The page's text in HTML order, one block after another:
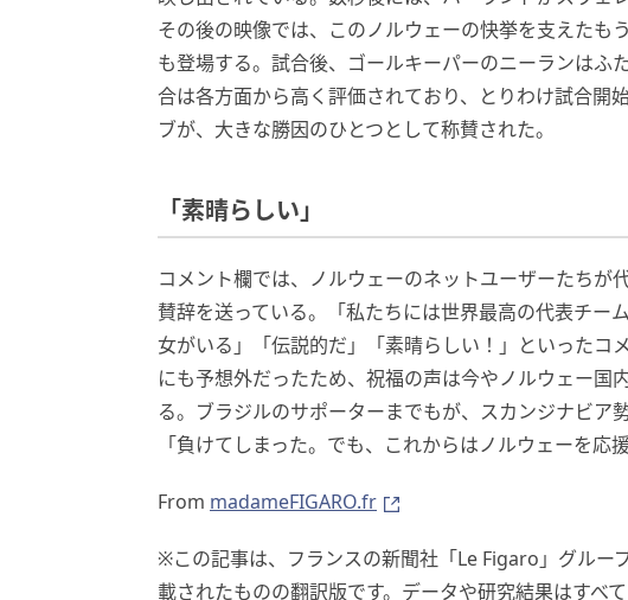
その後の映像では、このノルウェーの快挙を支えたも
も登場する。試合後、ゴールキーパーのニーランはふ
合は各方面から高く評価されており、とりわけ試合開
ブが、大きな勝因のひとつとして称賛された。
「素晴らしい」
コメント欄では、ノルウェーのネットユーザーたちが
賛辞を送っている。「私たちには世界最高の代表チー
女がいる」「伝説的だ」「素晴らしい！」といったコ
にも予想外だったため、祝福の声は今やノルウェー国
る。ブラジルのサポーターまでもが、スカンジナビア
「負けてしまった。でも、これからはノルウェーを応
From madameFIGARO.fr
※この記事は、フランスの新聞社「Le Figaro」グルー
載されたものの翻訳版です。データや研究結果はすべ